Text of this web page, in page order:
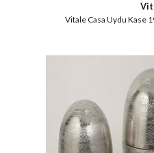
Vitale Casa Uydu Kase